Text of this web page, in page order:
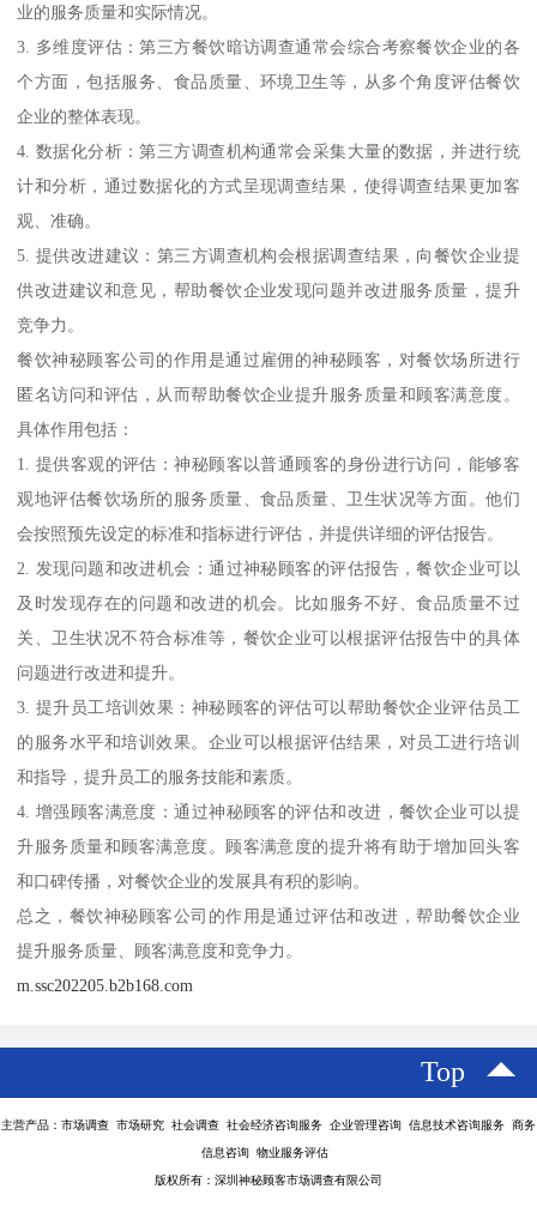
业的服务质量和实际情况。
3. 多维度评估：第三方餐饮暗访调查通常会综合考察餐饮企业的各
个方面，包括服务、食品质量、环境卫生等，从多个角度评估餐饮
企业的整体表现。
4. 数据化分析：第三方调查机构通常会采集大量的数据，并进行统
计和分析，通过数据化的方式呈现调查结果，使得调查结果更加客
观、准确。
5. 提供改进建议：第三方调查机构会根据调查结果，向餐饮企业提
供改进建议和意见，帮助餐饮企业发现问题并改进服务质量，提升
竞争力。
餐饮神秘顾客公司的作用是通过雇佣的神秘顾客，对餐饮场所进行
匿名访问和评估，从而帮助餐饮企业提升服务质量和顾客满意度。
具体作用包括：
1. 提供客观的评估：神秘顾客以普通顾客的身份进行访问，能够客
观地评估餐饮场所的服务质量、食品质量、卫生状况等方面。他们
会按照预先设定的标准和指标进行评估，并提供详细的评估报告。
2. 发现问题和改进机会：通过神秘顾客的评估报告，餐饮企业可以
及时发现存在的问题和改进的机会。比如服务不好、食品质量不过
关、卫生状况不符合标准等，餐饮企业可以根据评估报告中的具体
问题进行改进和提升。
3. 提升员工培训效果：神秘顾客的评估可以帮助餐饮企业评估员工
的服务水平和培训效果。企业可以根据评估结果，对员工进行培训
和指导，提升员工的服务技能和素质。
4. 增强顾客满意度：通过神秘顾客的评估和改进，餐饮企业可以提
升服务质量和顾客满意度。顾客满意度的提升将有助于增加回头客
和口碑传播，对餐饮企业的发展具有积的影响。
总之，餐饮神秘顾客公司的作用是通过评估和改进，帮助餐饮企业
提升服务质量、顾客满意度和竞争力。
m.ssc202205.b2b168.com
Top
主营产品：市场调查 市场研究 社会调查 社会经济咨询服务 企业管理咨询 信息技术咨询服务 商务
信息咨询 物业服务评估
版权所有：深圳神秘顾客市场调查有限公司